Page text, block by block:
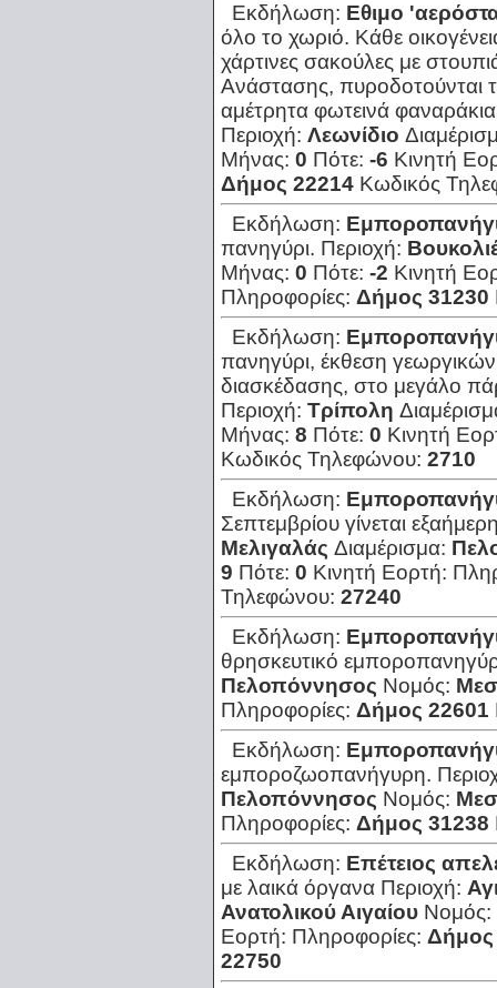
Εκδήλωση: Εθιμο
όλο το χωριό. Κάθε
χάρτινες σακούλες με
Ανάστασης, πυροδοτούνται
αμέτρητα φωτεινά
Περιοχή: Λεωνίδιο
Μήνας: 0 Πότε: -6 Κινητή
Δήμος 22214 Κωδικός
Εκδήλωση:
πανηγύρι. Περιοχή:
Μήνας: 0 Πότε: -2 Κινητή
Πληροφορίες: Δήμος 31230
Εκδήλωση:
πανηγύρι, έκθεση
διασκέδασης, στο μεγάλο
Περιοχή: Τρίπολη
Μήνας: 8 Πότε: 0 Κινητή
Κωδικός Τηλεφώνου: 2710
Εκδήλωση:
Σεπτεμβρίου γίνεται
Μελιγαλάς Διαμέρισμα:
9 Πότε: 0 Κινητή Εορτή:
Τηλεφώνου: 27240
Εκδήλωση:
θρησκευτικό
Πελοπόννησος Νομός:
Πληροφορίες: Δήμος 22601
Εκδήλωση:
εμποροζωοπανήγυρη.
Πελοπόννησος Νομός:
Πληροφορίες: Δήμος 31238
Εκδήλωση: Επέτειος
με λαικά όργανα Περιοχή:
Ανατολικού Αιγαίου Νομός:
Εορτή: Πληροφορίες: Δήμος
22750